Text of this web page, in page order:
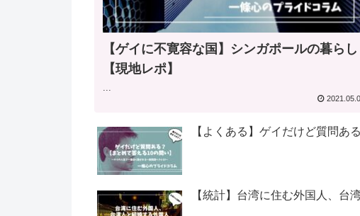
【ゲイに不寛容な国】シンガポールの暮らし
【現地レポ】
...
【よくある】ゲイだけど質問あ
【統計】台湾に住む外国人、台